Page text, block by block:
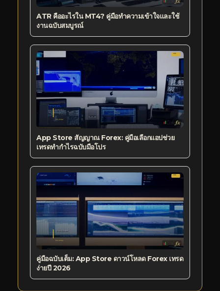
ATR คืออะไรใน MT4? คู่มือทำความเข้าใจและใช้
งานฉบับสมบูรณ์
App Store สัญญาณ Forex: คู่มือเลือกแอปช่วย
เทรดทำกำไรฉบับมือโปร
คู่มือฉบับเต็ม: App Store ดาวน์โหลด Forex เทรด
ง่ายปี 2026